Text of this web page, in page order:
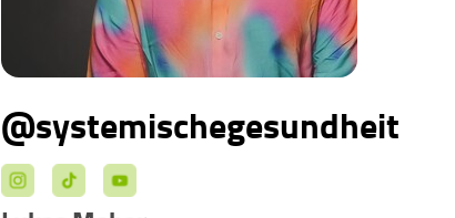
@systemischegesundheit